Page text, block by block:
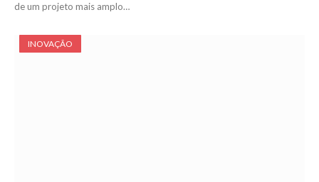
de um projeto mais amplo…
INOVAÇÃO